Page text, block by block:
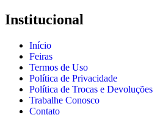
Institucional
Início
Feiras
Termos de Uso
Política de Privacidade
Política de Trocas e Devoluções
Trabalhe Conosco
Contato